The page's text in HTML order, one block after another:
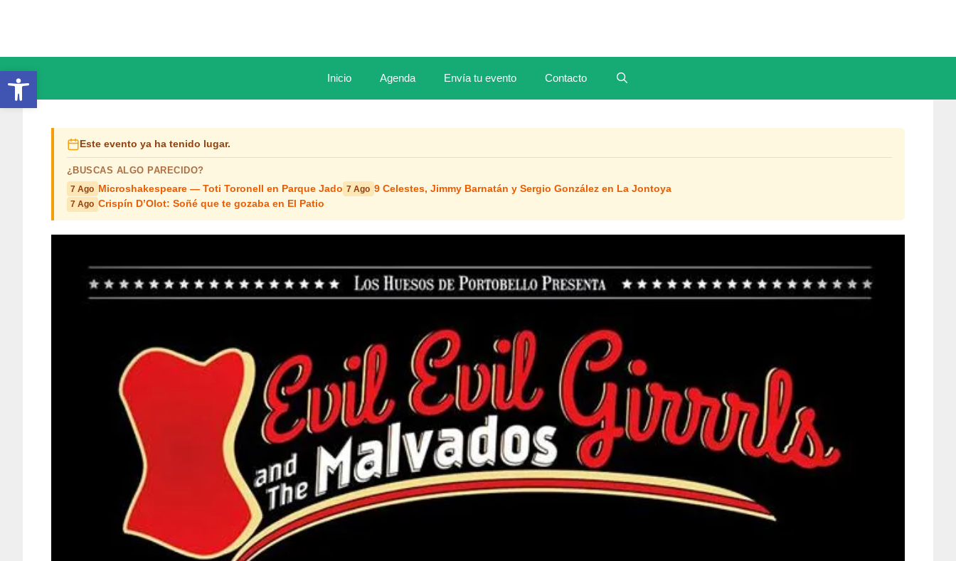
Abrir barra de herramientas Inicio Agenda Envía tu evento Contacto
Este evento ya ha tenido lugar.
¿BUSCAS ALGO PARECIDO?
7 Ago Microshakespeare — Toti Toronell en Parque Jado 7 Ago 9 Celestes, Jimmy Barnatán y Sergio González en La Jontoya
7 Ago Crispín D’Olot: Soñé que te gozaba en El Patio